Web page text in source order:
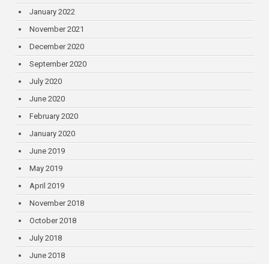
January 2022
November 2021
December 2020
September 2020
July 2020
June 2020
February 2020
January 2020
June 2019
May 2019
April 2019
November 2018
October 2018
July 2018
June 2018